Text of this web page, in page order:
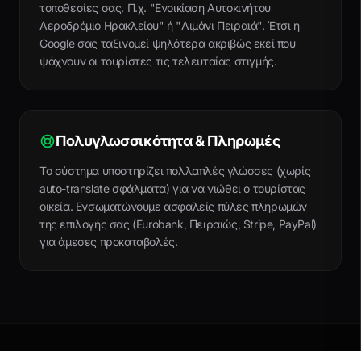
τοποθεσίες σας. Π.χ. "Ενοικίαση Αυτοκινήτου
Αεροδρόμιο Ηρακλείου" ή "Λιμάνι Πειραιά". Έτσι η
Google σας ταξινομεί ψηλότερα ακριβώς εκεί που
ψάχνουν οι τουρίστες τις τελευταίας στιγμής.
Πολυγλωσσικότητα & Πληρωμές
Το σύστημα υποστηρίζει πολλαπλές γλώσσες (χωρίς
auto-translate σφάλματα) για να νιώθει ο τουρίστας
οικεία. Ενσωματώνουμε ασφαλείς πύλες πληρωμών
της επιλογής σας (Eurobank, Πειραιώς, Stripe, PayPal)
για άμεσες προκαταβολές.